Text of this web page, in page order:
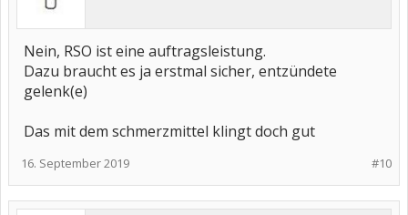
Nein, RSO ist eine auftragsleistung.
Dazu braucht es ja erstmal sicher, entzündete
gelenk(e)
Das mit dem schmerzmittel klingt doch gut
#10
16. September 2019